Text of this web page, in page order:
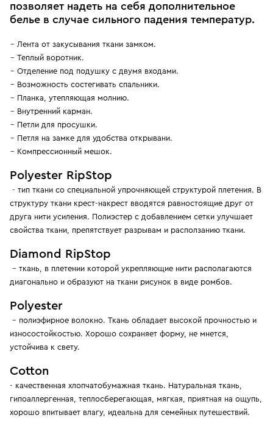
позволяет надеть на себя дополнительное
белье в случае сильного падения температур.
Лента от закусывания ткани замком.
Теплый воротник.
Отделение под подушку с двумя входами.
Возможность состегивать спальники.
Планка, утепляющая молнию.
Внутренний карман.
Петли для просушки.
Петля на замке для удобства открывани.
Компрессионный мешок.
Polyester RipStop
- тип ткани со специальной упрочняющей структурой плетения. В
структуру ткани крест-накрест вводятся равностоящие друг от
друга нити усиления. Полиэстер с добавлением сетки улучшает
свойства ткани, препятствует разрывам и расползанию ткани.
Diamond RipStop
– ткань, в плетении которой укрепляющие нити располагаются
диагонально и образуют на ткани рисунок в виде ромбов.
Polyester
– полиэфирное волокно. Ткань обладает высокой прочностью и
износостойкостью. Хорошо сохраняет форму, не мнется,
устойчива к свету.
Cotton
- качественная хлопчатобумажная ткань. Натуральная ткань,
гипоаллергенная, теплосберегающая, мягкая, приятная на ощупь,
хорошо впитывает влагу, идеальна для семейных путешествий.